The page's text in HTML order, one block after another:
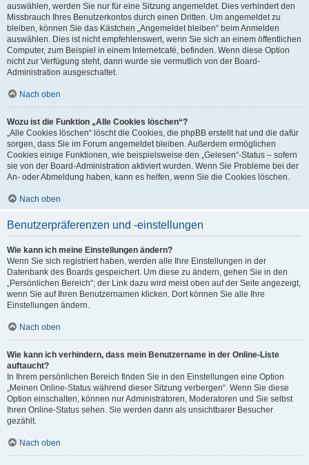
auswählen, werden Sie nur für eine Sitzung angemeldet. Dies verhindert den
Missbrauch Ihres Benutzerkontos durch einen Dritten. Um angemeldet zu
bleiben, können Sie das Kästchen „Angemeldet bleiben“ beim Anmelden
auswählen. Dies ist nicht empfehlenswert, wenn Sie sich an einem öffentlichen
Computer, zum Beispiel in einem Internetcafé, befinden. Wenn diese Option
nicht zur Verfügung steht, dann wurde sie vermutlich von der Board-
Administration ausgeschaltet.
Nach oben
Wozu ist die Funktion „Alle Cookies löschen“?
„Alle Cookies löschen“ löscht die Cookies, die phpBB erstellt hat und die dafür
sorgen, dass Sie im Forum angemeldet bleiben. Außerdem ermöglichen
Cookies einige Funktionen, wie beispielsweise den „Gelesen“-Status – sofern
sie von der Board-Administration aktiviert wurden. Wenn Sie Probleme bei der
An- oder Abmeldung haben, kann es helfen, wenn Sie die Cookies löschen.
Nach oben
Benutzerpräferenzen und -einstellungen
Wie kann ich meine Einstellungen ändern?
Wenn Sie sich registriert haben, werden alle Ihre Einstellungen in der
Datenbank des Boards gespeichert. Um diese zu ändern, gehen Sie in den
„Persönlichen Bereich“; der Link dazu wird meist oben auf der Seite angezeigt,
wenn Sie auf Ihren Benutzernamen klicken. Dort können Sie alle Ihre
Einstellungen ändern.
Nach oben
Wie kann ich verhindern, dass mein Benutzername in der Online-Liste
auftaucht?
In Ihrem persönlichen Bereich finden Sie in den Einstellungen eine Option
„Meinen Online-Status während dieser Sitzung verbergen“. Wenn Sie diese
Option einschalten, können nur Administratoren, Moderatoren und Sie selbst
Ihren Online-Status sehen. Sie werden dann als unsichtbarer Besucher
gezählt.
Nach oben